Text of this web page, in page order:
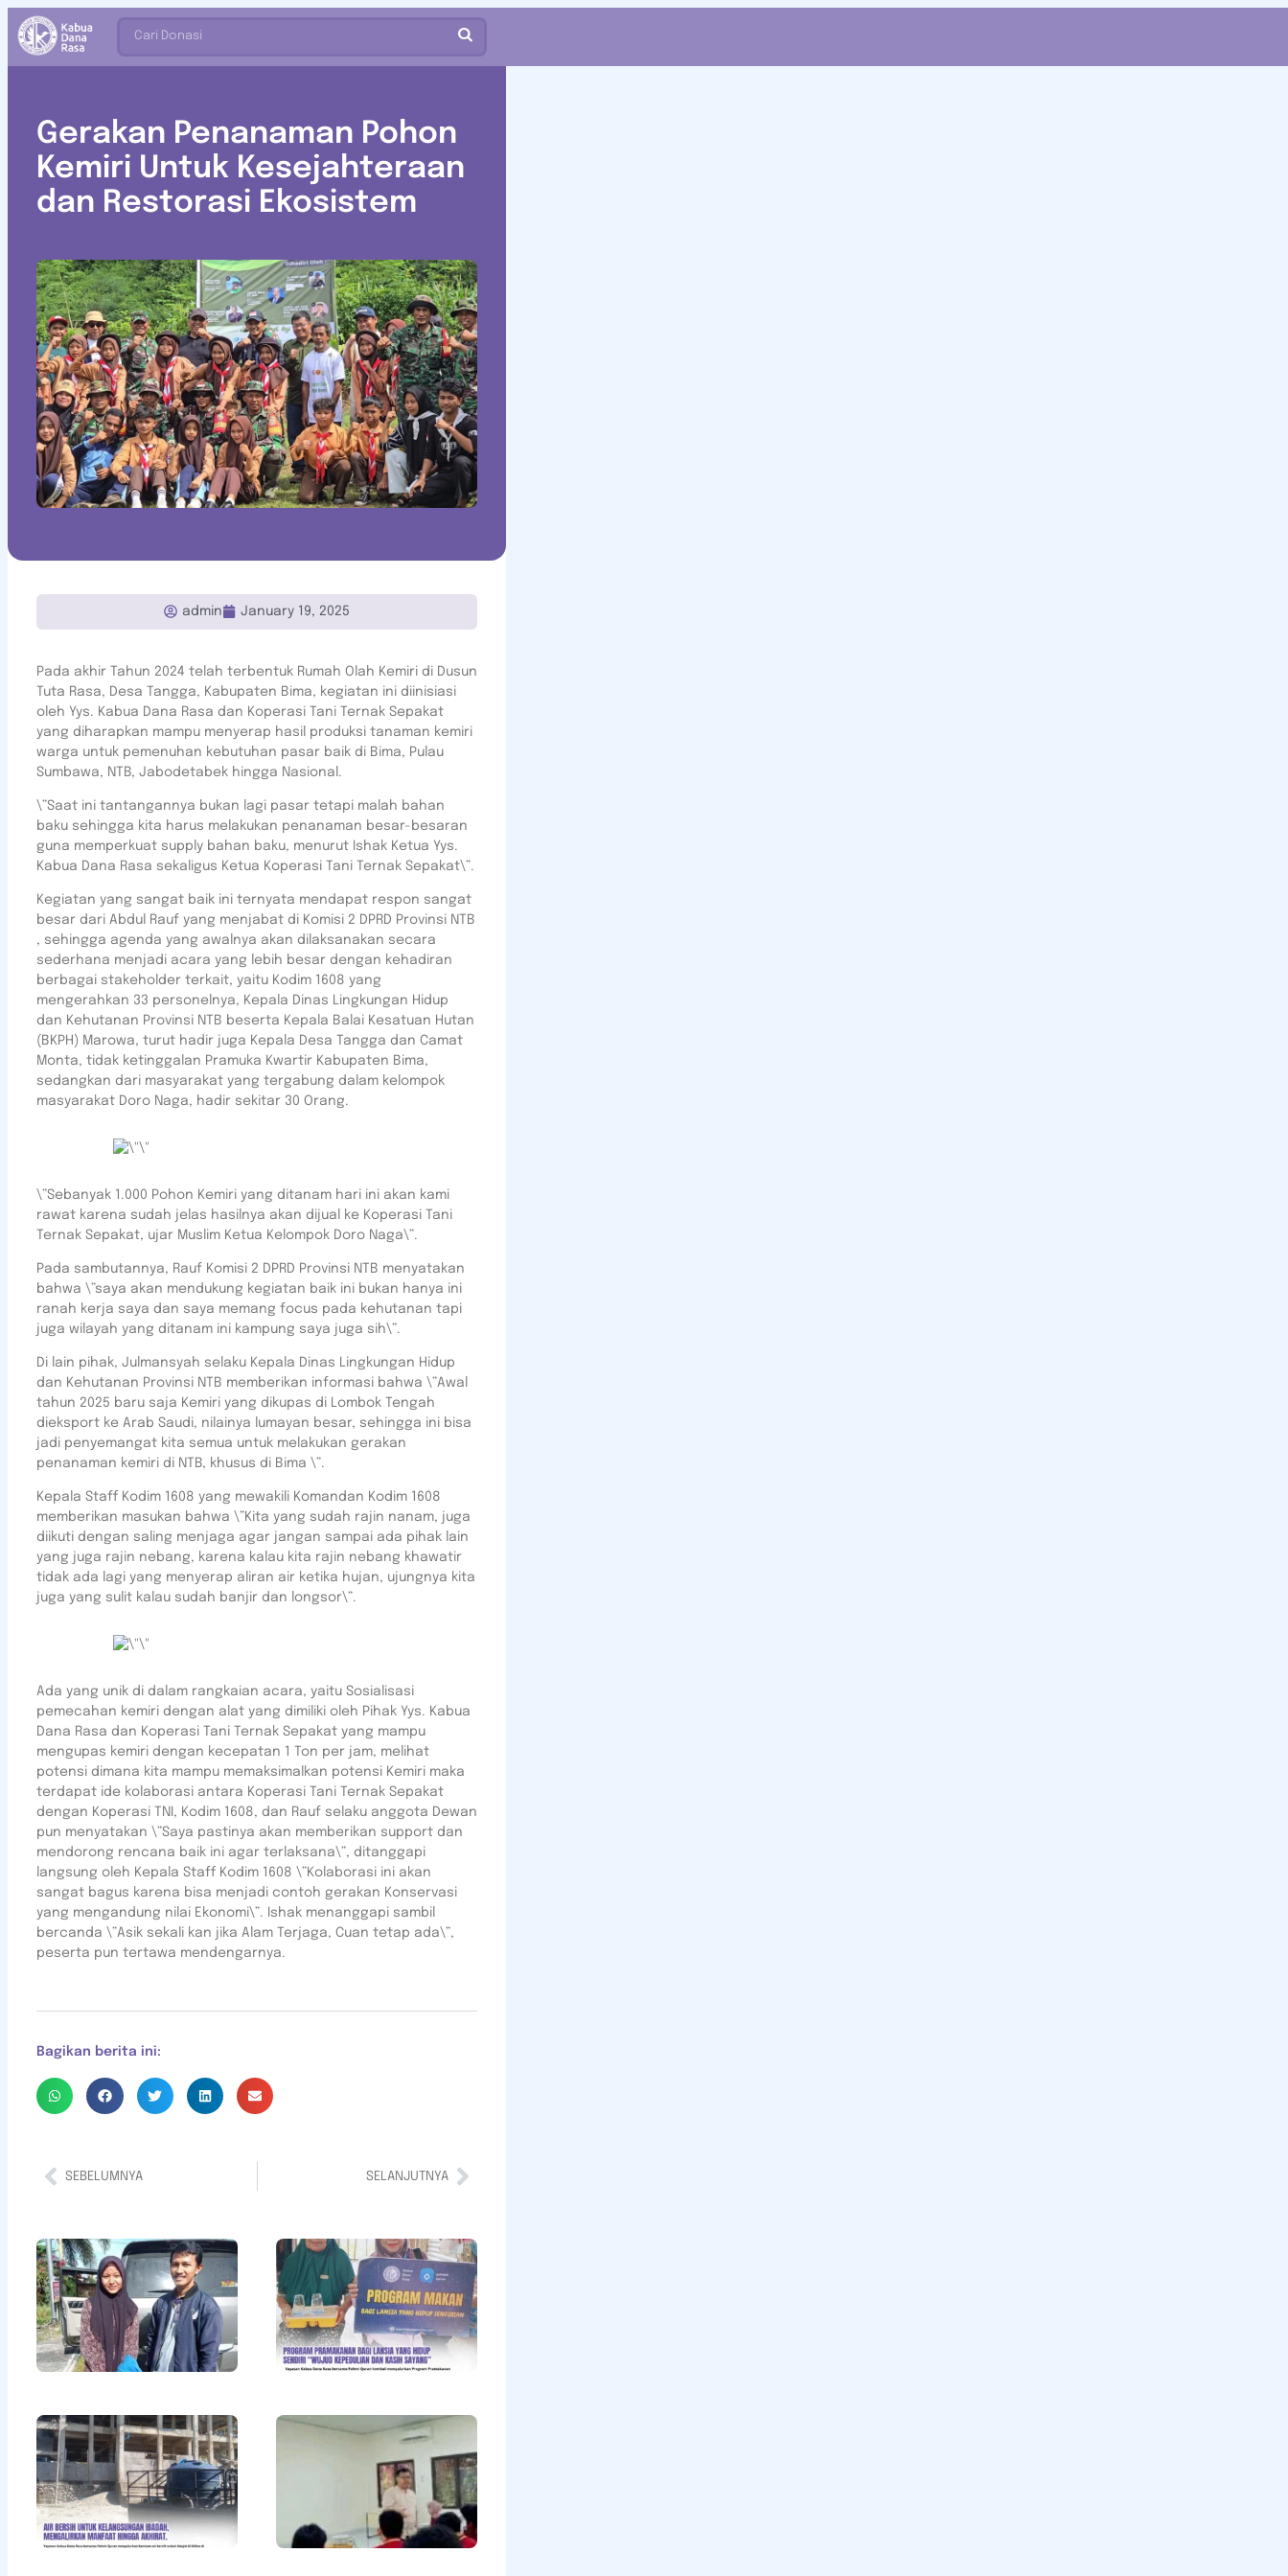
Cari Donasi
Gerakan Penanaman Pohon
Kemiri Untuk Kesejahteraan
dan Restorasi Ekosistem
admin January 19, 2025
Pada akhir Tahun 2024 telah terbentuk Rumah Olah Kemiri di Dusun
Tuta Rasa, Desa Tangga, Kabupaten Bima, kegiatan ini diinisiasi
oleh Yys. Kabua Dana Rasa dan Koperasi Tani Ternak Sepakat
yang diharapkan mampu menyerap hasil produksi tanaman kemiri
warga untuk pemenuhan kebutuhan pasar baik di Bima, Pulau
Sumbawa, NTB, Jabodetabek hingga Nasional.
\”Saat ini tantangannya bukan lagi pasar tetapi malah bahan
baku sehingga kita harus melakukan penanaman besar-besaran
guna memperkuat supply bahan baku, menurut Ishak Ketua Yys.
Kabua Dana Rasa sekaligus Ketua Koperasi Tani Ternak Sepakat\”.
Kegiatan yang sangat baik ini ternyata mendapat respon sangat
besar dari Abdul Rauf yang menjabat di Komisi 2 DPRD Provinsi NTB
, sehingga agenda yang awalnya akan dilaksanakan secara
sederhana menjadi acara yang lebih besar dengan kehadiran
berbagai stakeholder terkait, yaitu Kodim 1608 yang
mengerahkan 33 personelnya, Kepala Dinas Lingkungan Hidup
dan Kehutanan Provinsi NTB beserta Kepala Balai Kesatuan Hutan
(BKPH) Marowa, turut hadir juga Kepala Desa Tangga dan Camat
Monta, tidak ketinggalan Pramuka Kwartir Kabupaten Bima,
sedangkan dari masyarakat yang tergabung dalam kelompok
masyarakat Doro Naga, hadir sekitar 30 Orang.
\”Sebanyak 1.000 Pohon Kemiri yang ditanam hari ini akan kami
rawat karena sudah jelas hasilnya akan dijual ke Koperasi Tani
Ternak Sepakat, ujar Muslim Ketua Kelompok Doro Naga\”.
Pada sambutannya, Rauf Komisi 2 DPRD Provinsi NTB menyatakan
bahwa \”saya akan mendukung kegiatan baik ini bukan hanya ini
ranah kerja saya dan saya memang focus pada kehutanan tapi
juga wilayah yang ditanam ini kampung saya juga sih\”.
Di lain pihak, Julmansyah selaku Kepala Dinas Lingkungan Hidup
dan Kehutanan Provinsi NTB memberikan informasi bahwa \”Awal
tahun 2025 baru saja Kemiri yang dikupas di Lombok Tengah
dieksport ke Arab Saudi, nilainya lumayan besar, sehingga ini bisa
jadi penyemangat kita semua untuk melakukan gerakan
penanaman kemiri di NTB, khusus di Bima \”.
Kepala Staff Kodim 1608 yang mewakili Komandan Kodim 1608
memberikan masukan bahwa \”Kita yang sudah rajin nanam, juga
diikuti dengan saling menjaga agar jangan sampai ada pihak lain
yang juga rajin nebang, karena kalau kita rajin nebang khawatir
tidak ada lagi yang menyerap aliran air ketika hujan, ujungnya kita
juga yang sulit kalau sudah banjir dan longsor\”.
Ada yang unik di dalam rangkaian acara, yaitu Sosialisasi
pemecahan kemiri dengan alat yang dimiliki oleh Pihak Yys. Kabua
Dana Rasa dan Koperasi Tani Ternak Sepakat yang mampu
mengupas kemiri dengan kecepatan 1 Ton per jam, melihat
potensi dimana kita mampu memaksimalkan potensi Kemiri maka
terdapat ide kolaborasi antara Koperasi Tani Ternak Sepakat
dengan Koperasi TNI, Kodim 1608, dan Rauf selaku anggota Dewan
pun menyatakan \”Saya pastinya akan memberikan support dan
mendorong rencana baik ini agar terlaksana\”, ditanggapi
langsung oleh Kepala Staff Kodim 1608 \”Kolaborasi ini akan
sangat bagus karena bisa menjadi contoh gerakan Konservasi
yang mengandung nilai Ekonomi\”. Ishak menanggapi sambil
bercanda \”Asik sekali kan jika Alam Terjaga, Cuan tetap ada\”,
peserta pun tertawa mendengarnya.
Bagikan berita ini:
SEBELUMNYA SELANJUTNYA
Bantuan
Pendidikan
Untuk Adik
Della
Khayrunisa
Read More »
Air Bersih
Akhirat
Read More »